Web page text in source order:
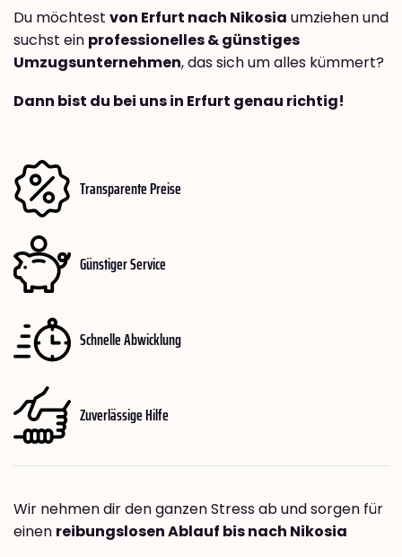
Du möchtest von Erfurt nach Nikosia umziehen und
suchst ein professionelles & günstiges
Umzugsunternehmen, das sich um alles kümmert?
Dann bist du bei uns in Erfurt genau richtig!
Transparente Preise
Günstiger Service
Schnelle Abwicklung
Zuverlässige Hilfe
Wir nehmen dir den ganzen Stress ab und sorgen für
einen reibungslosen Ablauf bis nach Nikosia